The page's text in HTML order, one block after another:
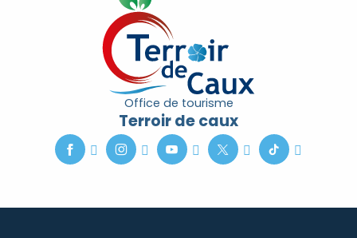
Office de tourisme
Terroir de caux